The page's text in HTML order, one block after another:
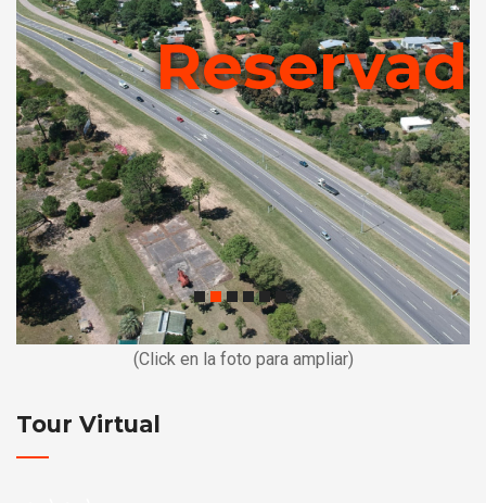
(Click en la foto para ampliar)
Tour Virtual